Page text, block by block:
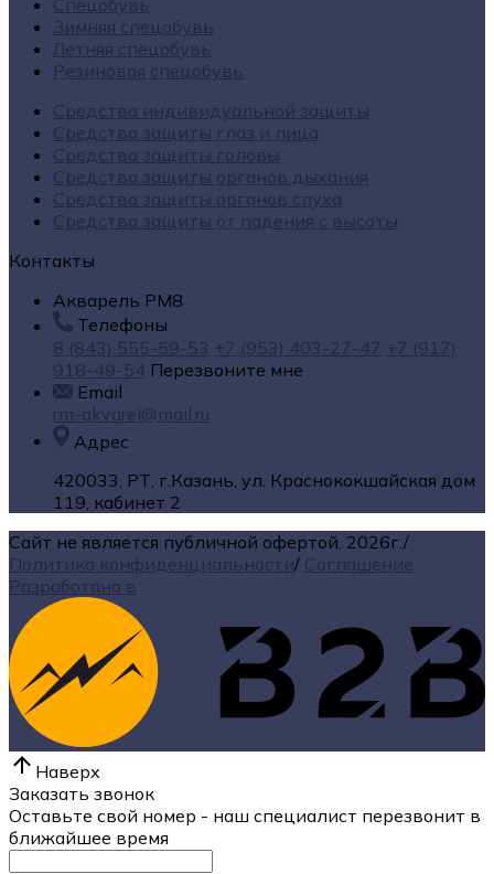
Спецобувь
Зимняя спецобувь
Летняя спецобувь
Резиновая спецобувь
Средства индивидуальной защиты
Средства защиты глаз и лица
Средства защиты головы
Средства защиты органов дыхания
Средства защиты органов слуха
Средства защиты от падения с высоты
Контакты
Акварель РМ8
Телефоны
8 (843) 555-59-53 +7 (953) 403-27-47 +7 (917)
918-49-54 Перезвоните мне
Email
rm-akvarel@mail.ru
Адрес
420033, РТ, г.Казань, ул. Краснококшайская дом
119, кабинет 2
Сайт не является публичной офертой. 2026г./
Политика конфиденциальности/ Соглашение
Разработано в
Наверх
Заказать звонок
Оставьте свой номер - наш специалист перезвонит в
ближайшее время